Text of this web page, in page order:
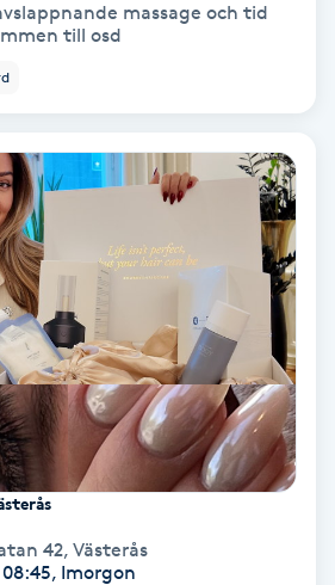
massage och tid
till osd
42, Västerås
Imorgon